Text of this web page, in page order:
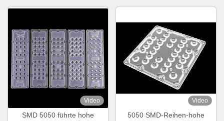
Video
SMD 5050 führte hohe
Video
5050 SMD-Reihen-hohe